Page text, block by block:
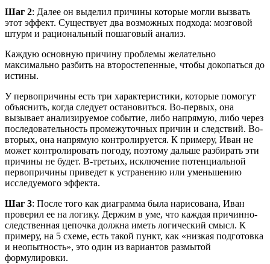
Шаг 2: Далее он выделил причины которые могли вызвать
этот эффект. Существует два возможных подхода: мозговой
штурм и рациональный пошаговый анализ.
Каждую основную причину проблемы желательно
максимально разбить на второстепенные, чтобы докопаться до
истины.
У первопричины есть три характеристики, которые помогут
объяснить, когда следует остановиться. Во-первых, она
вызывает анализируемое событие, либо напрямую, либо через
последовательность промежуточных причин и следствий. Во-
вторых, она напрямую контролируется. К примеру, Иван не
может контролировать погоду, поэтому дальше разбирать эти
причины не будет. В-третьих, исключение потенциальной
первопричины приведет к устранению или уменьшению
исследуемого эффекта.
Шаг 3: После того как диаграмма была нарисована, Иван
проверил ее на логику. Держим в уме, что каждая причинно-
следственная цепочка должна иметь логический смысл. К
примеру, на 5 схеме, есть такой пункт, как «низкая подготовка
и неопытность», это один из вариантов размытой
формулировки.